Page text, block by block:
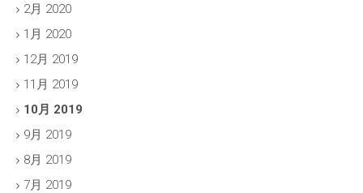
2月 2020
1月 2020
12月 2019
11月 2019
10月 2019
9月 2019
8月 2019
7月 2019